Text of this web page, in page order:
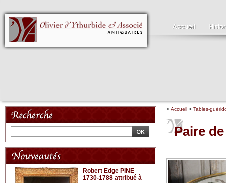
Robert Edge PINE
1730-1788 attribué à
>Accueil > Tables-
Paire